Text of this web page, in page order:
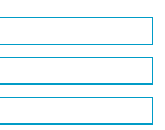
À CONEXIÓN